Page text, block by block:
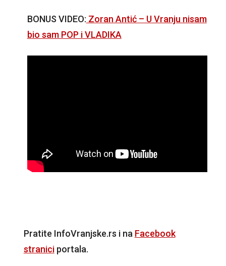
BONUS VIDEO: Zoran Antić – U Vranju nisam
bio sam POP i VLADIKA
Pratite InfoVranjske.rs i na Facebook
straniciportala.